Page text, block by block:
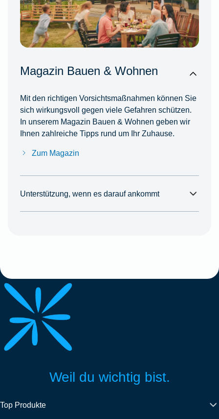
Magazin Bauen & Wohnen
Mit den richtigen Vorsichtsmaßnahmen können Sie
sich wirkungsvoll gegen viele Gefahren schützen.
In unserem Magazin Bauen & Wohnen geben wir
Ihnen zahlreiche Tipps rund um Ihr Zuhause.
Zum Magazin
Unterstützung, wenn es darauf ankommt
Weil du wichtig bist.
Top Produkte